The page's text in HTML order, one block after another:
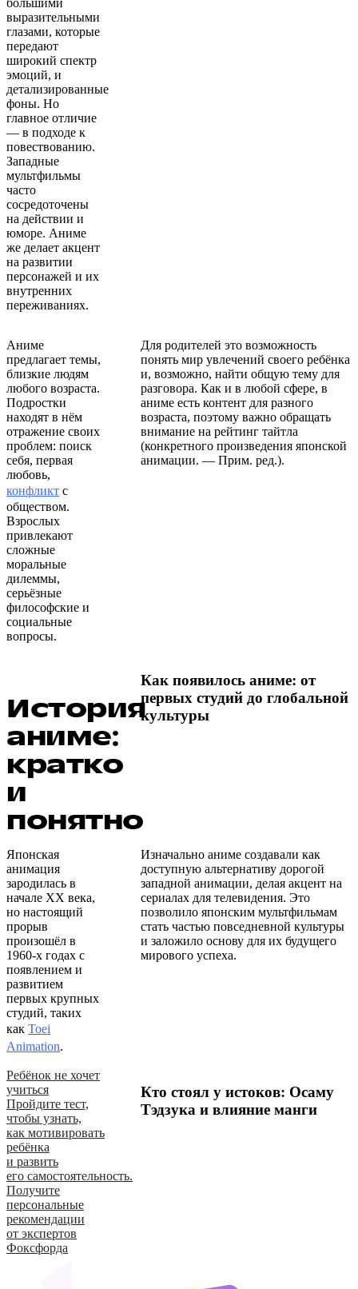
выразительными
глазами, которые
передают
широкий спектр
эмоций, и
детализированные
фоны. Но
главное отличие
— в подходе к
повествованию.
Западные
мультфильмы
часто
сосредоточены
на действии и
юморе. Аниме
же делает акцент
на развитии
персонажей и их
внутренних
переживаниях.
Аниме
предлагает темы,
близкие людям
любого возраста.
Подростки
находят в нём
отражение своих
проблем: поиск
себя, первая
любовь,
конфликт с
обществом.
Взрослых
привлекают
сложные
моральные
дилеммы,
серьёзные
философские и
социальные
вопросы.
Для родителей это возможность
понять мир увлечений своего ребёнка
и, возможно, найти общую тему для
разговора. Как и в любой сфере, в
аниме есть контент для разного
возраста, поэтому важно обращать
внимание на рейтинг тайтла
(конкретного произведения японской
анимации. — Прим. ред.).
История
аниме:
кратко
и
понятно
Как появилось аниме: от
первых студий до глобальной
культуры
Японская
анимация
зародилась в
начале XX века,
но настоящий
прорыв
произошёл в
1960-х годах с
появлением и
развитием
первых крупных
студий, таких
как Toei
Animation.
Изначально аниме создавали как
доступную альтернативу дорогой
западной анимации, делая акцент на
сериалах для телевидения. Это
позволило японским мультфильмам
стать частью повседневной культуры
и заложило основу для их будущего
мирового успеха.
Ребёнок не хочет
учиться
Пройдите тест,
чтобы узнать,
как мотивировать
ребёнка
и развить
его самостоятельность.
Получите
персональные
рекомендации
от экспертов
Фоксфорда
Кто стоял у истоков: Осаму
Тэдзука и влияние манги